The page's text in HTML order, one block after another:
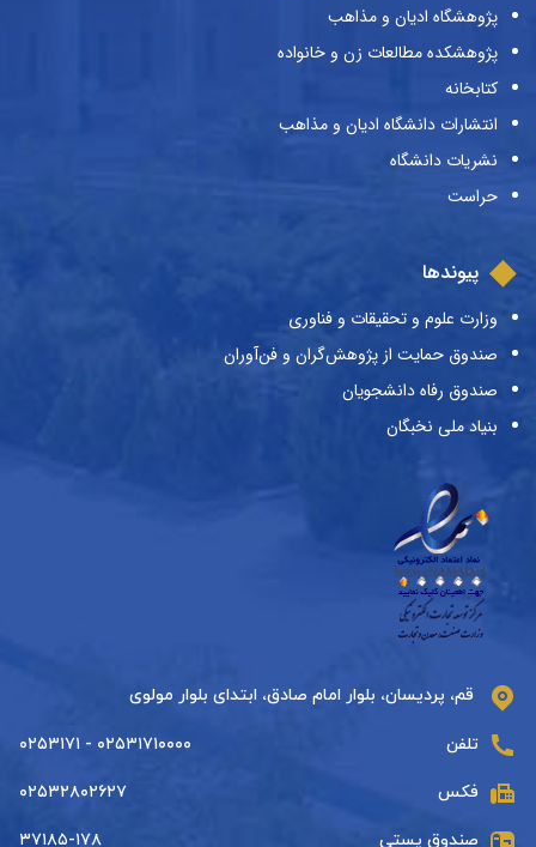
پژوهشگاه ادیان و مذاهب
پژوهشکده مطالعات زن و خانواده
کتابخانه
انتشارات دانشگاه ادیان و مذاهب
نشریات دانشگاه
حراست
پیوندها
وزارت علوم و تحقیقات و فناوری
صندوق حمایت از پژوهش‌گران و فن‌آوران
صندوق رفاه دانشجویان
بنیاد ملی نخبگان
قم، پردیسان، بلوار امام صادق، ابتدای بلوار مولوی
تلفن ۰۲۵۳۱۷۱۰۰۰۰ - ۰۲۵۳۱۷۱
فکس ۰۲۵۳۲۸۰۲۶۲۷
صندوق پستی ۳۷۱۸۵-۱۷۸